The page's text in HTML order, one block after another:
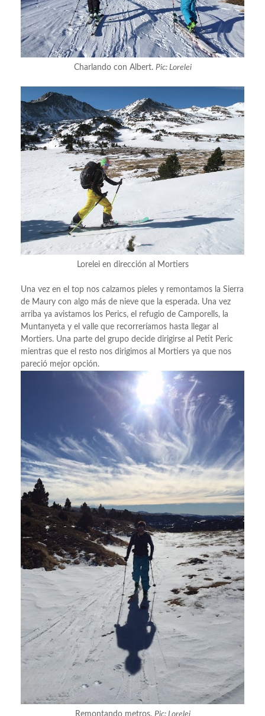
Charlando con Albert. Pic: Lorelei
Lorelei en dirección al Mortiers
Una vez en el top nos calzamos pieles y remontamos la Sierra
de Maury con algo más de nieve que la esperada. Una vez
arriba ya avistamos los Perics, el refugio de Camporells, la
Muntanyeta y el valle que recorreríamos hasta llegar al
Mortiers. Una parte del grupo decide dirigirse al Petit Peric
mientras que el resto nos dirigimos al Mortiers ya que nos
pareció mejor opción.
Remontando metros. Pic: Lorelei